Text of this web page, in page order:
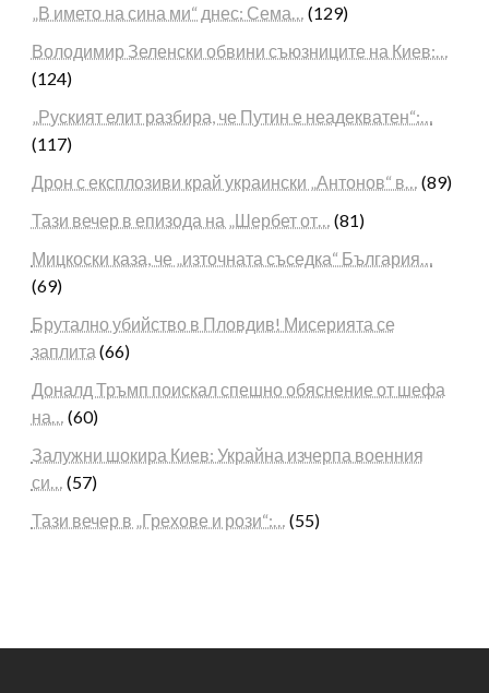
„В името на сина ми“ днес: Сема… (129)
Володимир Зеленски обвини съюзниците на Киев:…
(124)
„Руският елит разбира, че Путин е неадекватен“:…
(117)
Дрон с експлозиви край украински „Антонов“ в… (89)
Тази вечер в епизода на „Шербет от… (81)
Мицкоски каза, че „източната съседка“ България…
(69)
Брутално убийство в Пловдив! Мисерията се
заплита (66)
Доналд Тръмп поискал спешно обяснение от шефа
на… (60)
Залужни шокира Киев: Украйна изчерпа военния
си… (57)
Тази вечер в „Грехове и рози“:… (55)